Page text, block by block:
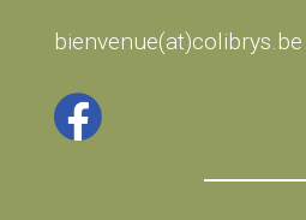
bienvenue(at)colibrys.be